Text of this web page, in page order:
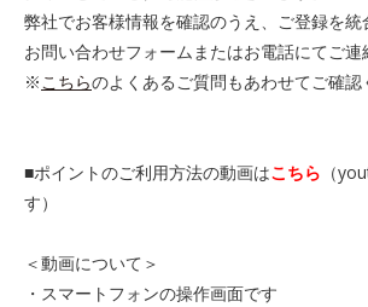
弊社でお客様情報を確認のうえ、ご登録を統
お問い合わせフォームまたはお電話にてご連
※こちらのよくあるご質問もあわせてご確認
■ポイントのご利用方法の動画はこちら （
す）
＜動画について＞
・スマートフォンの操作画面です